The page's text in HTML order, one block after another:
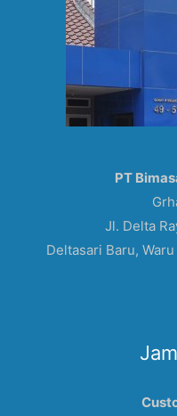
PT
Jl. Delta
Deltasari Baru,